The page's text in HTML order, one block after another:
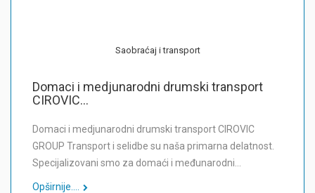
Saobraćaj i transport
Domaci i medjunarodni drumski transport
CIROVIC...
Domaci i medjunarodni drumski transport CIROVIC
GROUP Transport i selidbe su naša primarna delatnost.
Specijalizovani smo za domaći i međunarodni…
Opširnije....